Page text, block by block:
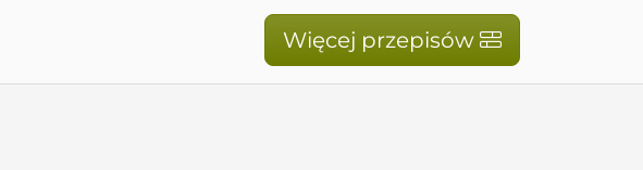
Więcej przepisów